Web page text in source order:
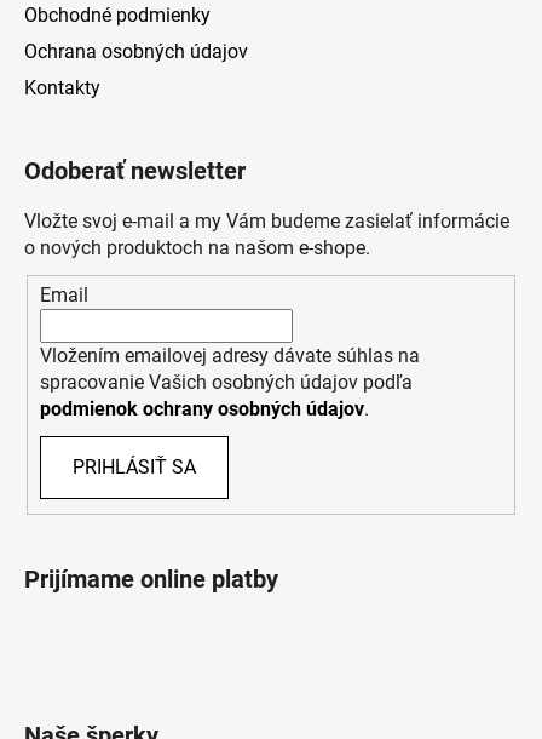
Obchodné podmienky
Ochrana osobných údajov
Kontakty
Odoberať newsletter
Vložte svoj e-mail a my Vám budeme zasielať informácie
o nových produktoch na našom e-shope.
Email
Vložením emailovej adresy dávate súhlas na
spracovanie Vašich osobných údajov podľa
podmienok ochrany osobných údajov.
PRIHLÁSIŤ SA
Prijímame online platby